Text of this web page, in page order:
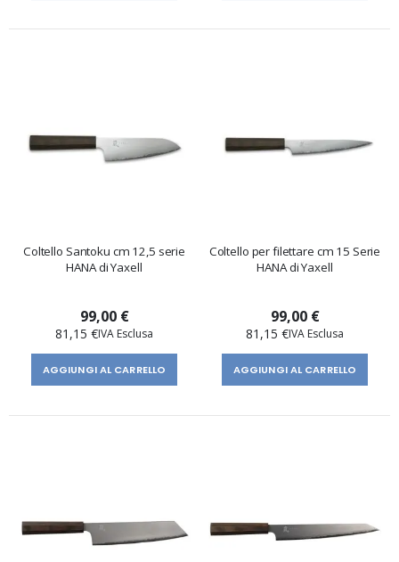
Coltello Santoku cm 12,5 serie
HANA di Yaxell
99,00 €
81,15 €
AGGIUNGI AL CARRELLO
Coltello per filettare cm 15 Serie
HANA di Yaxell
99,00 €
81,15 €
AGGIUNGI AL CARRELLO